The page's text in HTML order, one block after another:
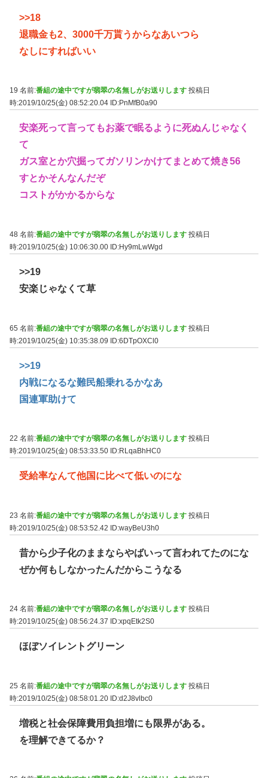
>>18
退職金も2、3000千万貰うからなあいつら
なしにすればいい
19 名前:番組の途中ですが翡翠の名無しがお送りします 投稿日
時:2019/10/25(金) 08:52:20.04 ID:PnMfB0a90
安楽死って言ってもお薬で眠るように死ぬんじゃなく
て
ガス室とか穴掘ってガソリンかけてまとめて焼き56
すとかそんなんだぞ
コストがかかるからな
48 名前:番組の途中ですが翡翠の名無しがお送りします 投稿日
時:2019/10/25(金) 10:06:30.00 ID:Hy9mLwWgd
>>19
安楽じゃなくて草
65 名前:番組の途中ですが翡翠の名無しがお送りします 投稿日
時:2019/10/25(金) 10:35:38.09 ID:6DTpOXCl0
>>19
内戦になるな難民船乗れるかなあ
国連軍助けて
22 名前:番組の途中ですが翡翠の名無しがお送りします 投稿日
時:2019/10/25(金) 08:53:33.50 ID:RLqaBhHC0
受給率なんて他国に比べて低いのにな
23 名前:番組の途中ですが翡翠の名無しがお送りします 投稿日
時:2019/10/25(金) 08:53:52.42 ID:wayBeU3h0
昔から少子化のままならやばいって言われてたのにな
ぜか何もしなかったんだからこうなる
24 名前:番組の途中ですが翡翠の名無しがお送りします 投稿日
時:2019/10/25(金) 08:56:24.37
ID:xpqEtk2S0
ほぼソイレントグリーン
25 名前:番組の途中ですが翡翠の名無しがお送りします 投稿日
時:2019/10/25(金) 08:58:01.20 ID:d2J8vlbc0
増税と社会保障費用負担増にも限界がある。
を理解できてるか？